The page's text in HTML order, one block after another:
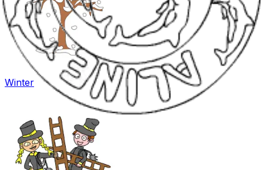
Winter